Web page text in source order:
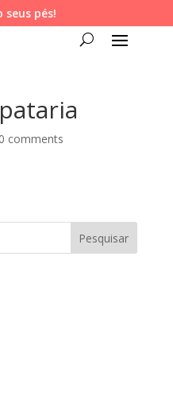
seus pés!
0 comments
Pesquisar